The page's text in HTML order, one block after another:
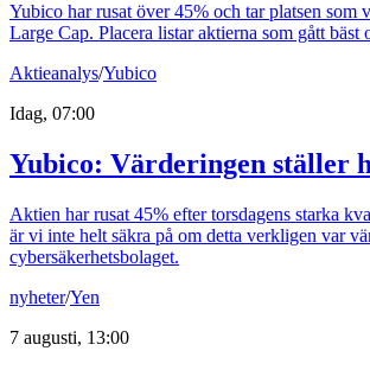
Yubico har rusat över 45% och tar platsen som
Large Cap. Placera listar aktierna som gått bäst
Aktieanalys/Yubico
Idag, 07:00
Yubico: Värderingen ställer
Aktien har rusat 45% efter torsdagens starka
är vi inte helt säkra på om detta verkligen var
cybersäkerhetsbolaget.
nyheter/Yen
7 augusti, 13:00